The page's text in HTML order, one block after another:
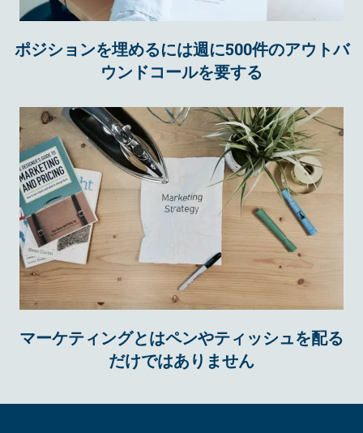
ポジションを埋めるには週に500件のアウトバ
ウンドコールを要する
マーケティングとはペンやティッシュを配る
だけではありません